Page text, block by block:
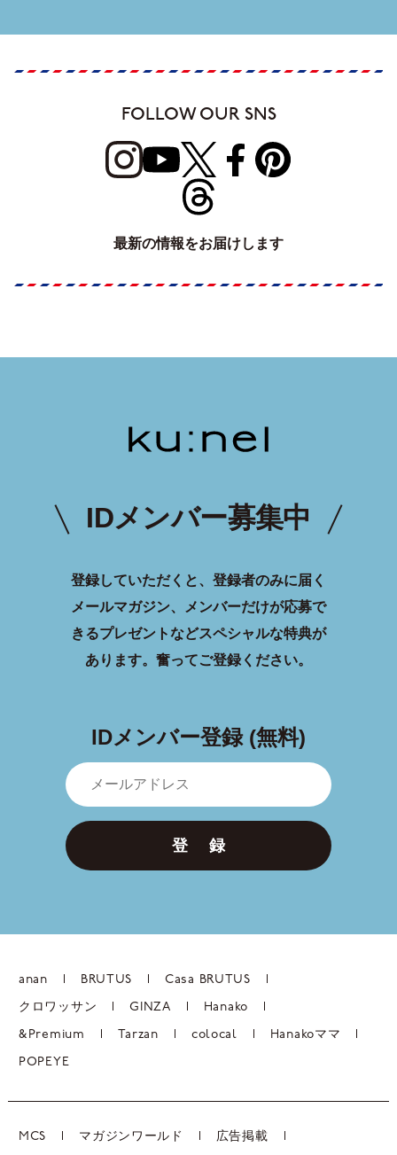
FOLLOW OUR SNS
最新の情報をお届けします
IDメンバー募集中
登録していただくと、登録者のみに届く
メールマガジン、メンバーだけが応募で
きるプレゼントなどスペシャルな特典が
あります。 奮ってご登録ください。
IDメンバー登録 (無料)
登 録
anan BRUTUS Casa BRUTUS
クロワッサン GINZA Hanako
&Premium Tarzan colocal Hanakoママ
POPEYE
MCS マガジンワールド 広告掲載